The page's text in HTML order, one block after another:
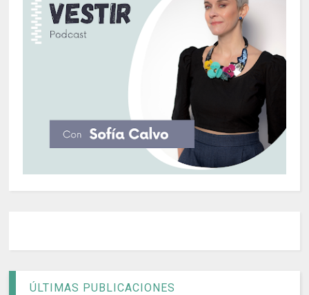
ÚLTIMAS PUBLICACIONES